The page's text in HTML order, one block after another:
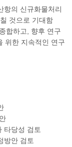
항의 신규화물처리
것으로 기대함
합하고, 향후 연구
위한 지속적인 연구
타당성 검토
방안 검토